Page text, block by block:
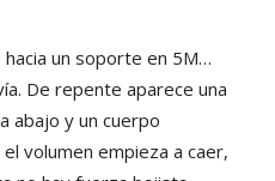
un soporte en 5M…
De repente aparece una
abajo y un cuerpo
el volumen empieza a caer,